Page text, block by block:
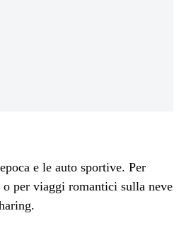
e le auto sportive. Per
o per viaggi romantici sulla neve